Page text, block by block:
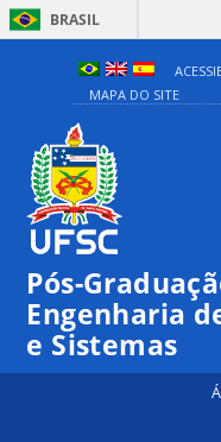
BRASIL
MAPA DO SITE
Pós-
Engenharia
e Sistemas